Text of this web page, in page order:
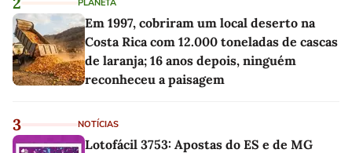
PLANETA
Em 1997, cobriram um local deserto na
Costa Rica com 12.000 toneladas de cascas
de laranja; 16 anos depois, ninguém
reconheceu a paisagem
3 NOTÍCIAS
Lotofácil 3753: Apostas do ES e de MG